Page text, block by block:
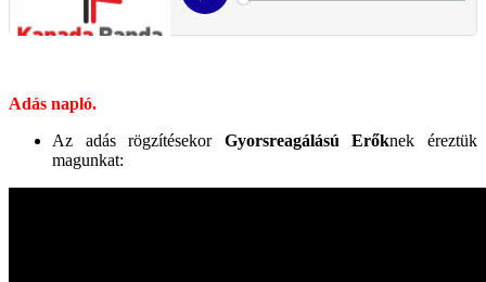
Adás napló.
Az adás rögzítésekor Gyorsreagálású Erőknek éreztük
magunkat: